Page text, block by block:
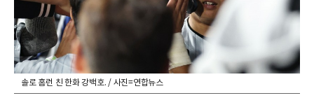
솔로 홈런 친 한화 강백호. / 사진=연합뉴스